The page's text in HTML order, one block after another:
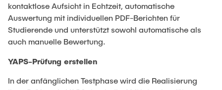
kontaktlose Aufsicht in Echtzeit, automatische
Auswertung mit individuellen PDF-Berichten für
Studierende und unterstützt sowohl automatische als
auch manuelle Bewertung.
YAPS-Prüfung erstellen
In der anfänglichen Testphase wird die Realisierung